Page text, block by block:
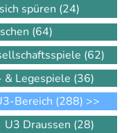
sich spüren (24)
(64)
(62)
& Legespiele (36)
Bereich (288) >>
U3 Draussen (28)